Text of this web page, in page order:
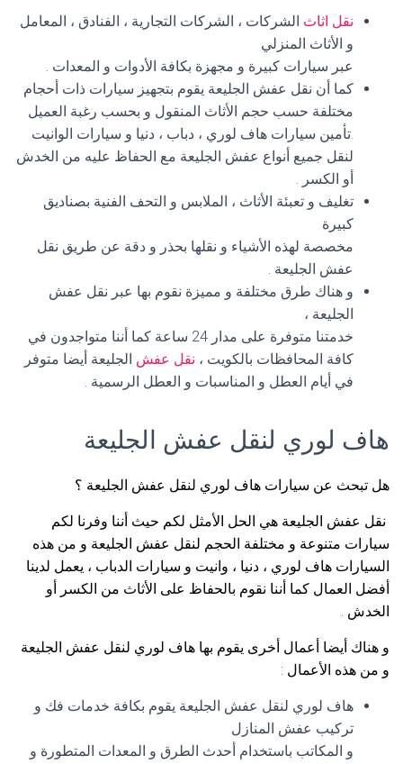
نقل اثاث الشركات ، الشركات التجارية ، الفنادق ، المعامل
و الأثاث المنزلي
عبر سيارات كبيرة و مجهزة بكافة الأدوات و المعدات .
كما أن نقل عفش الجليعة يقوم بتجهيز سيارات ذات أحجام
مختلفة حسب حجم الأثاث المنقول و بحسب رغبة العميل
.تأمين سيارات هاف لوري ، دباب ، دنيا و سيارات الوانيت
لنقل جميع أنواع عفش الجليعة مع الحفاظ عليه من الخدش
أو الكسر .
تغليف و تعبئة الأثاث ، الملابس و التحف الفنية بصناديق
كبيرة
مخصصة لهذه الأشياء و نقلها بحذر و دقة عن طريق نقل
عفش الجليعة .
و هناك طرق مختلفة و مميزة نقوم بها عبر نقل عفش
الجليعة ،
خدمتنا متوفرة على مدار 24 ساعة كما أننا متواجدون في
كافة المحافظات بالكويت ، نقل عفش الجليعة أيضا متوفر
في أيام العطل و المناسبات و العطل الرسمية .
هاف لوري لنقل عفش الجليعة
هل تبحث عن سيارات هاف لوري لنقل عفش الجليعة ؟
نقل عفش الجليعة هي الحل الأمثل لكم حيث أننا وفرنا لكم
سيارات متنوعة و مختلفة الحجم لنقل عفش الجليعة و من هذه
السيارات هاف لوري ، دنيا ، وانيت و سيارات الدباب ، يعمل لدينا
أفضل العمال كما أننا نقوم بالحفاظ على الأثاث من الكسر أو
الخدش .
و هناك أيضا أعمال أخرى يقوم بها هاف لوري لنقل عفش الجليعة
و من هذه الأعمال :
هاف لوري لنقل عفش الجليعة يقوم بكافة خدمات فك و
تركيب عفش المنازل
و المكاتب باستخدام أحدث الطرق و المعدات المتطورة و